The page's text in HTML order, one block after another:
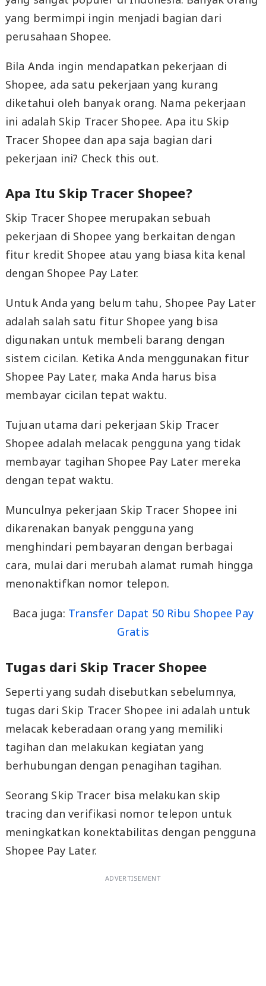
yang bermimpi ingin menjadi bagian dari
perusahaan Shopee.
Bila Anda ingin mendapatkan pekerjaan di
Shopee, ada satu pekerjaan yang kurang
diketahui oleh banyak orang. Nama pekerjaan
ini adalah Skip Tracer Shopee. Apa itu Skip
Tracer Shopee dan apa saja bagian dari
pekerjaan ini? Check this out.
Apa Itu Skip Tracer Shopee?
Skip Tracer Shopee merupakan sebuah
pekerjaan di Shopee yang berkaitan dengan
fitur kredit Shopee atau yang biasa kita kenal
dengan Shopee Pay Later.
Untuk Anda yang belum tahu, Shopee Pay Later
adalah salah satu fitur Shopee yang bisa
digunakan untuk membeli barang dengan
sistem cicilan. Ketika Anda menggunakan fitur
Shopee Pay Later, maka Anda harus bisa
membayar cicilan tepat waktu.
Tujuan utama dari pekerjaan Skip Tracer
Shopee adalah melacak pengguna yang tidak
membayar tagihan Shopee Pay Later mereka
dengan tepat waktu.
Munculnya pekerjaan Skip Tracer Shopee ini
dikarenakan banyak pengguna yang
menghindari pembayaran dengan berbagai
cara, mulai dari merubah alamat rumah hingga
menonaktifkan nomor telepon.
Baca juga: Transfer Dapat 50 Ribu Shopee Pay
Gratis
Tugas dari Skip Tracer Shopee
Seperti yang sudah disebutkan sebelumnya,
tugas dari Skip Tracer Shopee ini adalah untuk
melacak keberadaan orang yang memiliki
tagihan dan melakukan kegiatan yang
berhubungan dengan penagihan tagihan.
Seorang Skip Tracer bisa melakukan skip
tracing dan verifikasi nomor telepon untuk
meningkatkan konektabilitas dengan pengguna
Shopee Pay Later.
ADVERTISEMENT